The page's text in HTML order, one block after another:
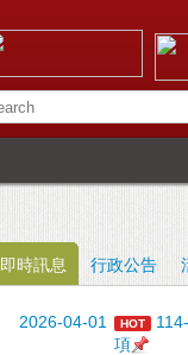
即時訊息 行政公告
2026-04-01 HOT
項